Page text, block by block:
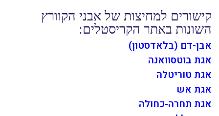
קישורים למחיצות של אבני הקוורץ
השונות באתר הקריסטלים:
אבן-דם (בלאדסטון)
אגת בוטסוואנה
אגת טוריטלה
אגת אש
אגת תחרה-כחולה